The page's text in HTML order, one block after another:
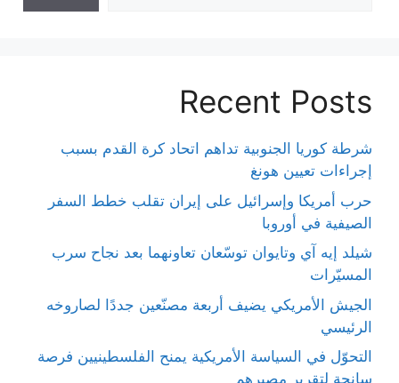
Recent Posts
شرطة كوريا الجنوبية تداهم اتحاد كرة القدم بسبب
إجراءات تعيين هونغ
حرب أمريكا وإسرائيل على إيران تقلب خطط السفر
الصيفية في أوروبا
شيلد إيه آي وتايوان توسّعان تعاونهما بعد نجاح سرب
المسيّرات
الجيش الأمريكي يضيف أربعة مصنّعين جددًا لصاروخه
الرئيسي
التحوّل في السياسة الأمريكية يمنح الفلسطينيين فرصة
سانحة لتقرير مصيرهم